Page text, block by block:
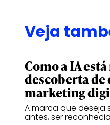
Veja
Como a IA
descoberta de
marketing
A marca que deseja
antes, ser